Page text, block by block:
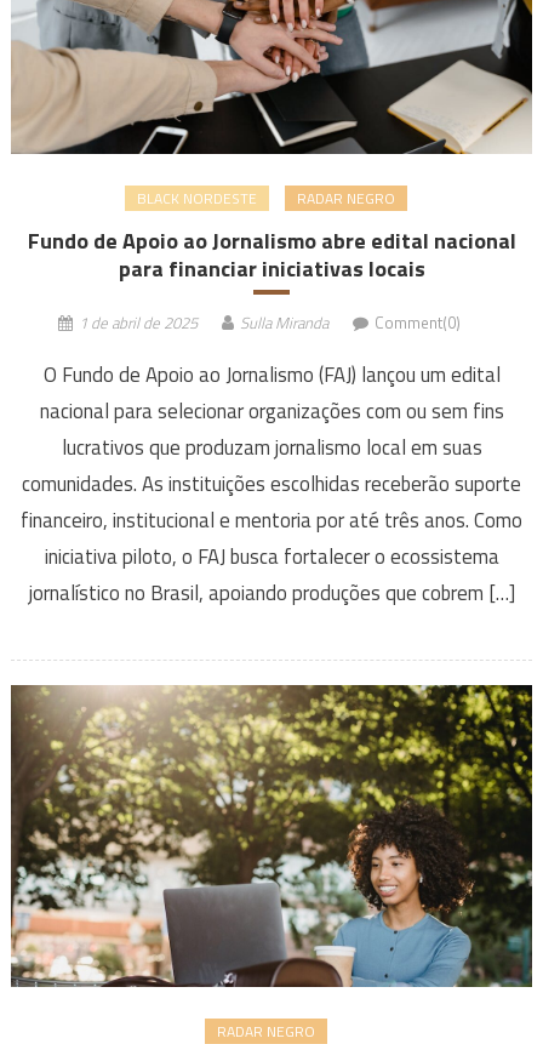
BLACK NORDESTE RADAR NEGRO
Fundo de Apoio ao Jornalismo abre edital nacional
para financiar iniciativas locais
1 de abril de 2025 Sulla Miranda Comment(0)
O Fundo de Apoio ao Jornalismo (FAJ) lançou um edital
nacional para selecionar organizações com ou sem fins
lucrativos que produzam jornalismo local em suas
comunidades. As instituições escolhidas receberão suporte
financeiro, institucional e mentoria por até três anos. Como
iniciativa piloto, o FAJ busca fortalecer o ecossistema
jornalístico no Brasil, apoiando produções que cobrem […]
RADAR NEGRO